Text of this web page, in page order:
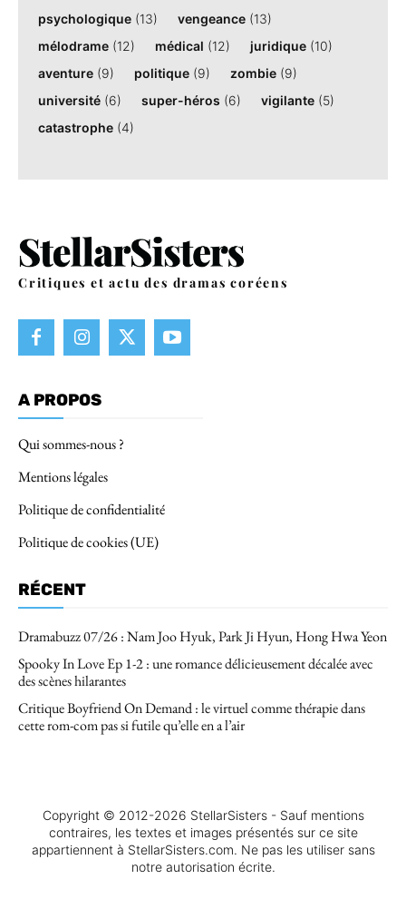
psychologique (13) vengeance (13)
mélodrame (12) médical (12) juridique (10)
aventure (9) politique (9) zombie (9)
université (6) super-héros (6) vigilante (5)
catastrophe (4)
Critiques et actu des dramas coréens
A PROPOS
Qui sommes-nous ?
Mentions légales
Politique de confidentialité
Politique de cookies (UE)
RÉCENT
Dramabuzz 07/26 : Nam Joo Hyuk, Park Ji Hyun, Hong Hwa Yeon
Spooky In Love Ep 1-2 : une romance délicieusement décalée avec
des scènes hilarantes
Critique Boyfriend On Demand : le virtuel comme thérapie dans
cette rom-com pas si futile qu’elle en a l’air
Copyright © 2012-2026 StellarSisters - Sauf mentions
contraires, les textes et images présentés sur ce site
appartiennent à StellarSisters.com. Ne pas les utiliser sans
notre autorisation écrite.